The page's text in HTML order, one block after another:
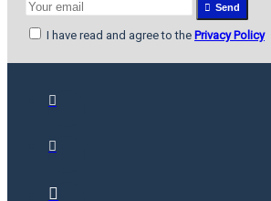
Send
I have read and agree to the Privacy Policy